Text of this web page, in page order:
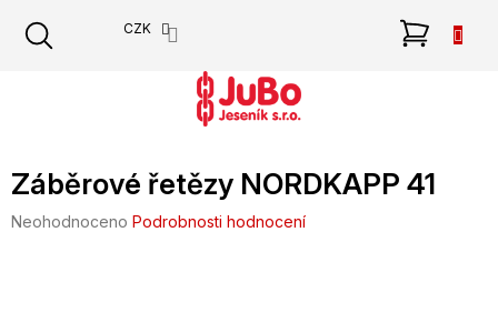
obsah
CZK
Záběrové řetězy NORDKAPP 41
Průměrné
Neohodnoceno Podrobnosti hodnocení